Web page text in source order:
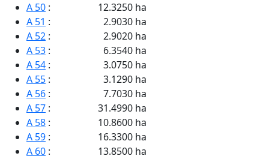
A 50 :
12.3250 ha
A 51 :
2.9030 ha
A 52 :
2.9020 ha
A 53 :
6.3540 ha
A 54 :
3.0750 ha
A 55 :
3.1290 ha
A 56 :
7.7030 ha
A 57 :
31.4990 ha
A 58 :
10.8600 ha
A 59 :
16.3300 ha
A 60 : 13.8500 ha